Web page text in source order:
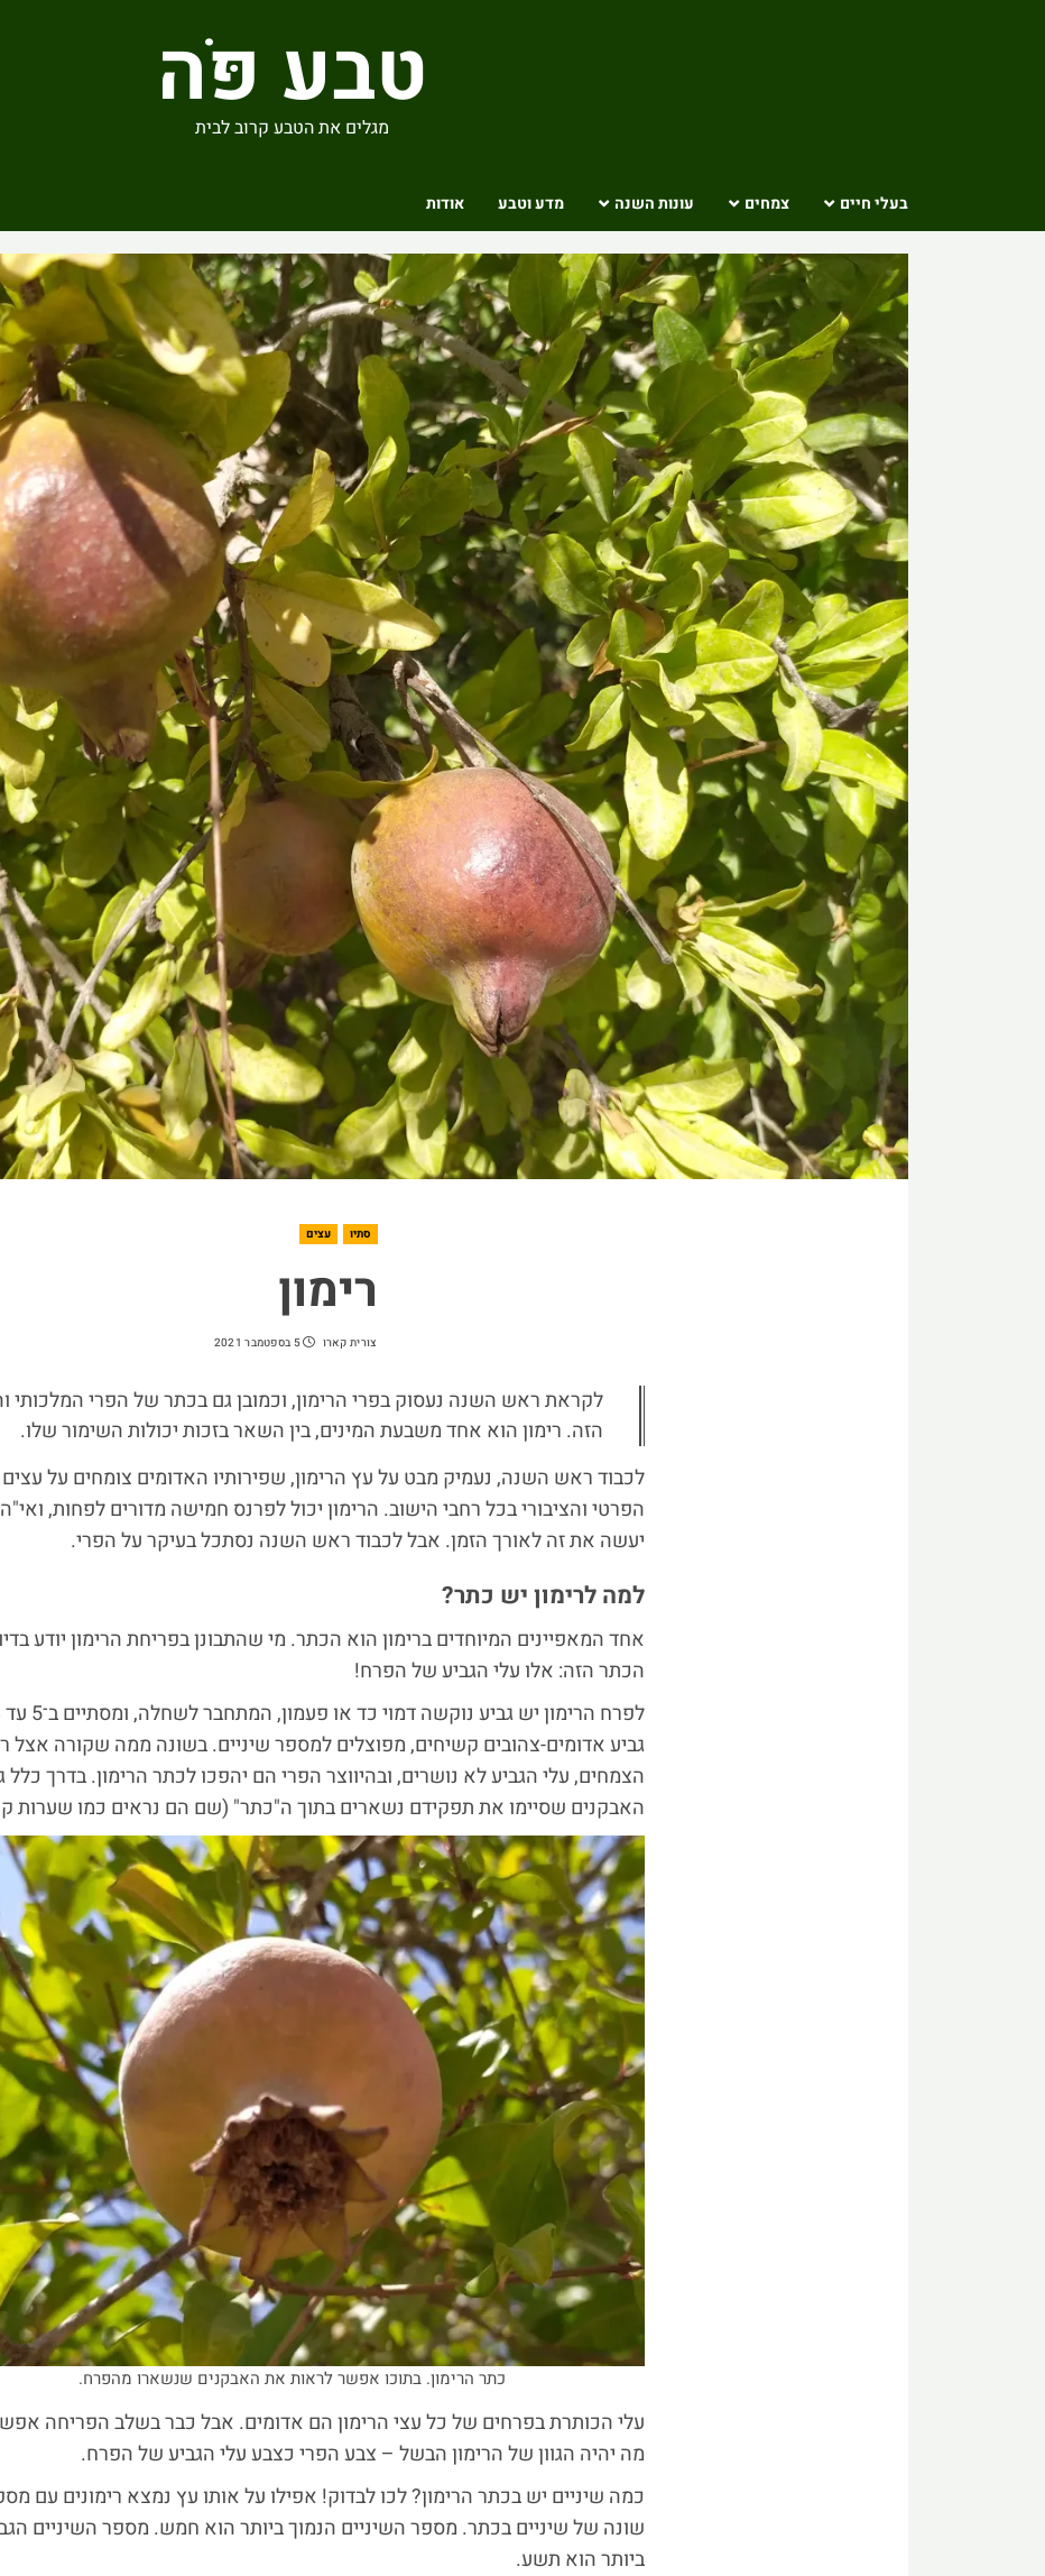
טבע פֹּה
מגלים את הטבע קרוב לבית
בעלי חיים צמחים עונות השנה מדע וטבע אודות
סתיו עצים
רימון
צורית קארו 5 בספטמבר 2021
לקראת ראש השנה נעסוק בפרי הרימון, וכמובן גם בכתר של הפרי המלכותי
הזה. רימון הוא אחד משבעת המינים, בין השאר בזכות יכולות השימור שלו.
לכבוד ראש השנה, נעמיק מבט על עץ הרימון, שפירותיו האדומים צומחים על עצים
הפרטי והציבורי בכל רחבי הישוב. הרימון יכול לפרנס חמישה מדורים לפחות,
יעשה את זה לאורך הזמן. אבל לכבוד ראש השנה נסתכל בעיקר על הפרי.
למה לרימון יש כתר?
אחד המאפיינים המיוחדים ברימון הוא הכתר. מי שהתבונן בפריחת הרימון יודע
הכתר הזה: אלו עלי הגביע של הפרח!
גביע אדומים-צהובים קשיחים, מפוצלים למספר שיניים. בשונה ממה שקורה אצל
הצמחים, עלי הגביע לא נושרים, ובהיווצר הפרי הם יהפכו לכתר הרימון. בדרך כלל
האבקנים שסיימו את תפקידם נשארים בתוך ה"כתר" (שם הם נראים כמו שערות
כתר הרימון. בתוכו אפשר לראות את האבקנים שנשארו מהפרח.
עלי הכותרת בפרחים של כל עצי הרימון הם אדומים. אבל כבר בשלב הפריחה
מה יהיה הגוון של הרימון הבשל – צבע הפרי כצבע עלי הגביע של הפרח.
כמה שיניים יש בכתר הרימון? לכו לבדוק! אפילו על אותו עץ נמצא רימונים עם
שונה של שיניים בכתר. מספר השיניים הנמוך ביותר הוא חמש. מספר השיניים
ביותר הוא תשע.